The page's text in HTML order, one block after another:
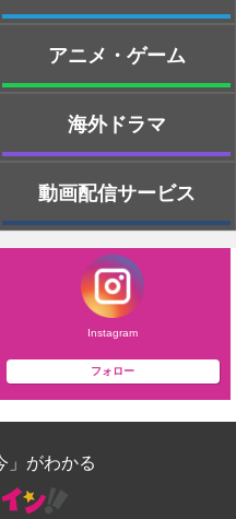
アニメ・ゲーム
海外ドラマ
動画配信サービス
Instagram
フォロー
」がわかる